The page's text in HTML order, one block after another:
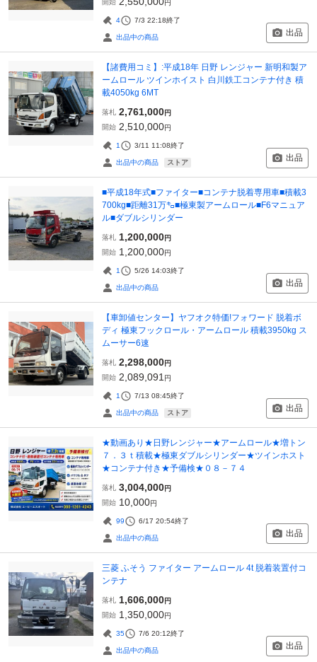
円
4 7/3 22:18終了
出品中の商品 出品
【諸費用コミ】:平成18年 日野 レンジャー 新明和製ア
ームロール ツインホイスト 白川鉄工コンテナ付き 積
載4050kg 6MT
落札 2,761,000円
開始 2,510,000円
1 3/11 11:08終了
出品中の商品 ストア 出品
■平成18年式■ファイター■コンテナ脱着専用車■積載3
700kg■距離31万㌔■極東製アームロール■F6マニュア
ル■ダブルシリンダー
落札 1,200,000円
開始 1,200,000円
1 5/26 14:03終了
出品中の商品 出品
【車卸値センター】ヤフオク特価!フォワード 脱着ボ
ディ 極東フックロール・アームロール 積載3950kg ス
ムーサー6速
落札 2,298,000円
開始 2,089,091 円
1 7/13 08:45終了
出品中の商品 ストア 出品
★動画あり★日野レンジャー★アームロール★増トン
７．３ｔ積載★極東ダブルシリンダー★ツインホスト
★コンテナ付き★予備検★０８－７４
落札 3,004,000円
開始 10,000円
99 6/17 20:54終了
出品中の商品 出品
三菱 ふそう ファイター アームロール 4t 脱着装置付コ
ンテナ
落札 1,606,000円
開始 1,350,000円
35 7/6 20:12終了
出品中の商品 出品